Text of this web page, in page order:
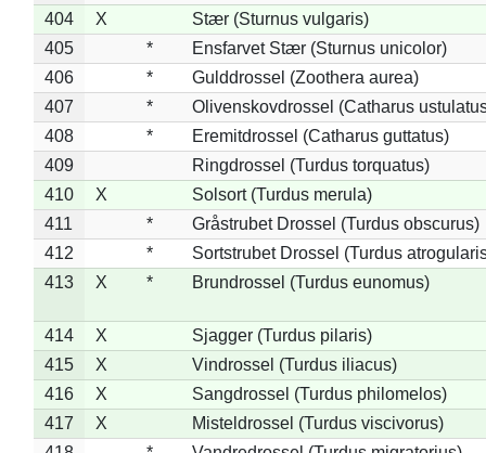
404
X
Stær (Sturnus vulgaris)
405
*
Ensfarvet Stær (Sturnus unicolor)
406
*
Gulddrossel (Zoothera aurea)
407
*
Olivenskovdrossel (Catharus
408
*
Eremitdrossel (Catharus guttatus)
409
Ringdrossel (Turdus torquatus)
410
X
Solsort (Turdus merula)
411
*
Gråstrubet Drossel (Turdus obscurus)
412
*
Sortstrubet Drossel (Turdus
413
X * Brundrossel (Turdus eunomus)
414 X
Sjagger (Turdus pilaris)
415
X
Vindrossel (Turdus iliacus)
416
X
Sangdrossel (Turdus philomelos)
417
X
Misteldrossel (Turdus viscivorus)